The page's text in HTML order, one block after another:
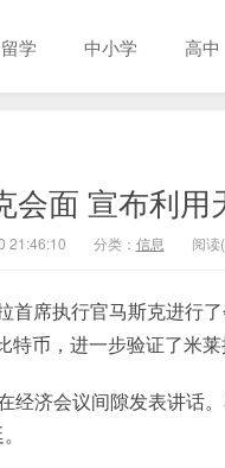
留学 中小学 高中
会面 宣布利
21:46:10 分类： 信息 阅读
首席执行官马斯克进行
币，进一步验证了米莱
济会议间隙发表讲话